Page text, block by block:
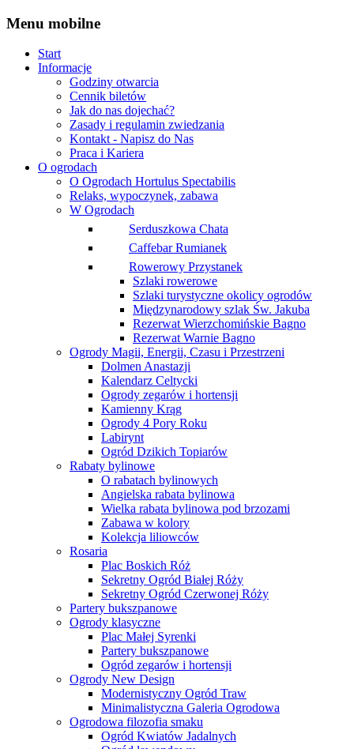
Menu mobilne
Start
Informacje
Godziny otwarcia
Cennik biletów
Jak do nas dojechać?
Zasady i regulamin zwiedzania
Kontakt - Napisz do Nas
Praca i Kariera
O ogrodach
O Ogrodach Hortulus Spectabilis
Relaks, wypoczynek, zabawa
W Ogrodach
Serduszkowa Chata
Caffebar Rumianek
Rowerowy Przystanek
Szlaki rowerowe
Szlaki turystyczne okolicy ogrodów
Międzynarodowy szlak Św. Jakuba
Rezerwat Wierzchomińskie Bagno
Rezerwat Warnie Bagno
Ogrody Magii, Energii, Czasu i Przestrzeni
Dolmen Anastazji
Kalendarz Celtycki
Ogrody zegarów i hortensji
Kamienny Krąg
Ogrody 4 Pory Roku
Labirynt
Ogród Dzikich Topiarów
Rabaty bylinowe
O rabatach bylinowych
Angielska rabata bylinowa
Wielka rabata bylinowa pod brzozami
Zabawa w kolory
Kolekcja liliowców
Rosaria
Plac Boskich Róż
Sekretny Ogród Białej Róży
Sekretny Ogród Czerwonej Róży
Partery bukszpanowe
Ogrody klasyczne
Plac Małej Syrenki
Partery bukszpanowe
Ogród zegarów i hortensji
Ogrody New Design
Modernistyczny Ogród Traw
Minimalistyczna Galeria Ogrodowa
Ogrodowa filozofia smaku
Ogród Kwiatów Jadalnych